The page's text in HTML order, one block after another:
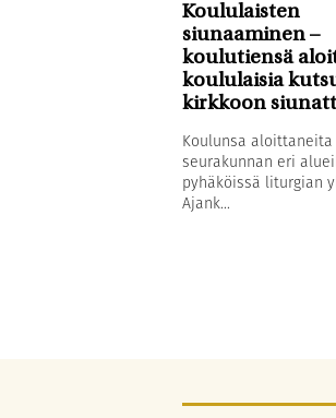
Koululaisten
siunaaminen –
koulutiensä
koululaisia
kirkkoon
Koulunsa
seurakunnan eri
pyhäköissä liturgian
Ajank...